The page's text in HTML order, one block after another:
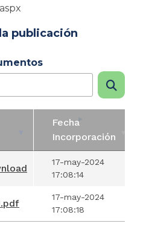
publicación
Fecha
Incorporación
Fecha
Incorporación
17-may-2024
17:08:14
17-may-2024
17:08:18